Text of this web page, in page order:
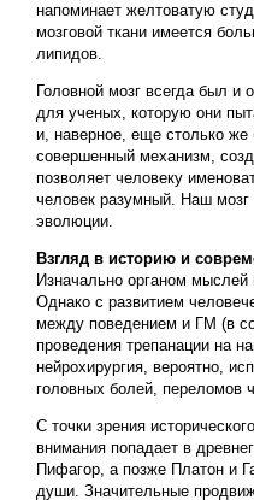
напоминает желтоватую
мозговой ткани имеется
липидов.
Головной мозг всегда был и
для ученых, которую они
и, наверное, еще столько же
совершенный механизм,
позволяет человеку
человек разумный. Наш
эволюции.
Взгляд в историю и
Изначально органом мыслей
Однако с развитием
между поведением и ГМ (в
проведения трепанации на
нейрохирургия, вероятно,
головных болей, переломов
С точки зрения
внимания попадает в
Пифагор, а позже Платон и
души. Значительные